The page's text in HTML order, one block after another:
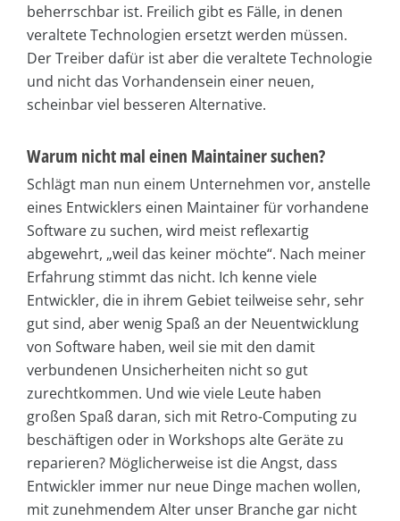
beherrschbar ist. Freilich gibt es Fälle, in denen
veraltete Technologien ersetzt werden müssen.
Der Treiber dafür ist aber die veraltete Technologie
und nicht das Vorhandensein einer neuen,
scheinbar viel besseren Alternative.
Warum nicht mal einen Maintainer suchen?
Schlägt man nun einem Unternehmen vor, anstelle
eines Entwicklers einen Maintainer für vorhandene
Software zu suchen, wird meist reflexartig
abgewehrt, „weil das keiner möchte“. Nach meiner
Erfahrung stimmt das nicht. Ich kenne viele
Entwickler, die in ihrem Gebiet teilweise sehr, sehr
gut sind, aber wenig Spaß an der Neuentwicklung
von Software haben, weil sie mit den damit
verbundenen Unsicherheiten nicht so gut
zurechtkommen. Und wie viele Leute haben
großen Spaß daran, sich mit Retro-Computing zu
beschäftigen oder in Workshops alte Geräte zu
reparieren? Möglicherweise ist die Angst, dass
Entwickler immer nur neue Dinge machen wollen,
mit zunehmendem Alter unser Branche gar nicht